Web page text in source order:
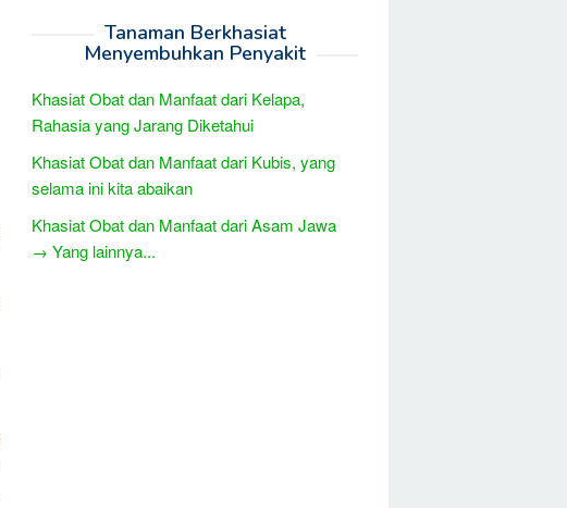
Tanaman Berkhasiat
Menyembuhkan Penyakit
Khasiat Obat dan Manfaat dari Kelapa,
Rahasia yang Jarang Diketahui
Khasiat Obat dan Manfaat dari Kubis, yang
selama ini kita abaikan
Khasiat Obat dan Manfaat dari Asam Jawa
→ Yang lainnya...